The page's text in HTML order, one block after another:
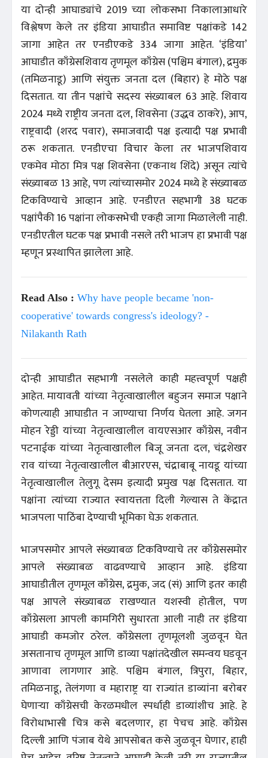
या दोन्ही आघाड्यांचे 2019 च्या लोकसभा निकालाआधारे
विश्लेषण केले तर इंडिया आघाडीत समाविष्ट पक्षांकडे 142
जागा आहेत तर एनडीएकडे 334 जागा आहेत. ‘इंडिया’
आघाडीत काँग्रेसशिवाय तृणमूल काँग्रेस (पश्चिम बंगाल), द्रमुक
(तमिळनाडू) आणि संयुक्त जनता दल (बिहार) हे मोठे पक्ष
दिसतात. या तीन पक्षांचे सदस्य संख्याबल 63 आहे. शिवाय
2024 मध्ये राष्ट्रीय जनता दल, शिवसेना (उद्धव ठाकरे), आप,
राष्ट्रवादी (शरद पवार), समाजवादी पक्ष इत्यादी पक्ष प्रभावी
ठरू शकतात. एनडीएचा विचार केला तर भाजपशिवाय
एकमेव मोठा मित्र पक्ष शिवसेना (एकनाथ शिंदे) असून त्यांचे
संख्याबळ 13 आहे, पण त्यांच्यासमोर 2024 मध्ये हे संख्याबळ
टिकविण्याचे आव्हान आहे. एनडीएत सहभागी 38 घटक
पक्षांपैकी 16 पक्षांना लोकसभेची एकही जागा मिळालेली नाही.
एनडीएतील घटक पक्ष प्रभावी नसले तरी भाजप हा प्रभावी पक्ष
म्हणून प्रस्थापित झालेला आहे.
Read Also : Why have people became 'non-
cooperative' towards congress's ideology? -
Nilakanth Rath
दोन्ही आघाडीत सहभागी नसलेले काही महत्त्वपूर्ण पक्षही
आहेत. मायावती यांच्या नेतृत्वाखालील बहुजन समाज पक्षाने
कोणत्याही आघाडीत न जाण्याचा निर्णय घेतला आहे. जगन
मोहन रेड्डी यांच्या नेतृत्वाखालील वायएसआर काँग्रेस, नवीन
पटनाईक यांच्या नेतृत्वाखालील बिजू जनता दल, चंद्रशेखर
राव यांच्या नेतृत्वाखालील बीआरएस, चंद्राबाबू नायडू यांच्या
नेतृत्वाखालील तेलुगू देसम इत्यादी प्रमुख पक्ष दिसतात. या
पक्षांना त्यांच्या राज्यात स्वायत्तता दिली गेल्यास ते केंद्रात
भाजपला पाठिंबा देण्याची भूमिका घेऊ शकतात.
भाजपसमोर आपले संख्याबळ टिकविण्याचे तर काँग्रेससमोर
आपले संख्याबळ वाढवण्याचे आव्हान आहे. इंडिया
आघाडीतील तृणमूल काँग्रेस, द्रमुक, जद (सं) आणि इतर काही
पक्ष आपले संख्याबळ राखण्यात यशस्वी होतील, पण
काँग्रेसला आपली कामगिरी सुधारता आली नाही तर इंडिया
आघाडी कमजोर ठरेल. काँग्रेसला तृणमूलशी जुळवून घेत
असतानाच तृणमूल आणि डाव्या पक्षांतदेखील समन्वय घडवून
आणावा लागणार आहे. पश्चिम बंगाल, त्रिपुरा, बिहार,
तमिळनाडू, तेलंगणा व महाराष्ट्र या राज्यांत डाव्यांना बरोबर
घेणाऱ्या काँग्रेसची केरळमधील स्पर्धाही डाव्यांशीच आहे. हे
विरोधाभासी चित्र कसे बदलणार, हा पेचच आहे. काँग्रेस
दिल्ली आणि पंजाब येथे आपसोबत कसे जुळवून घेणार, हाही